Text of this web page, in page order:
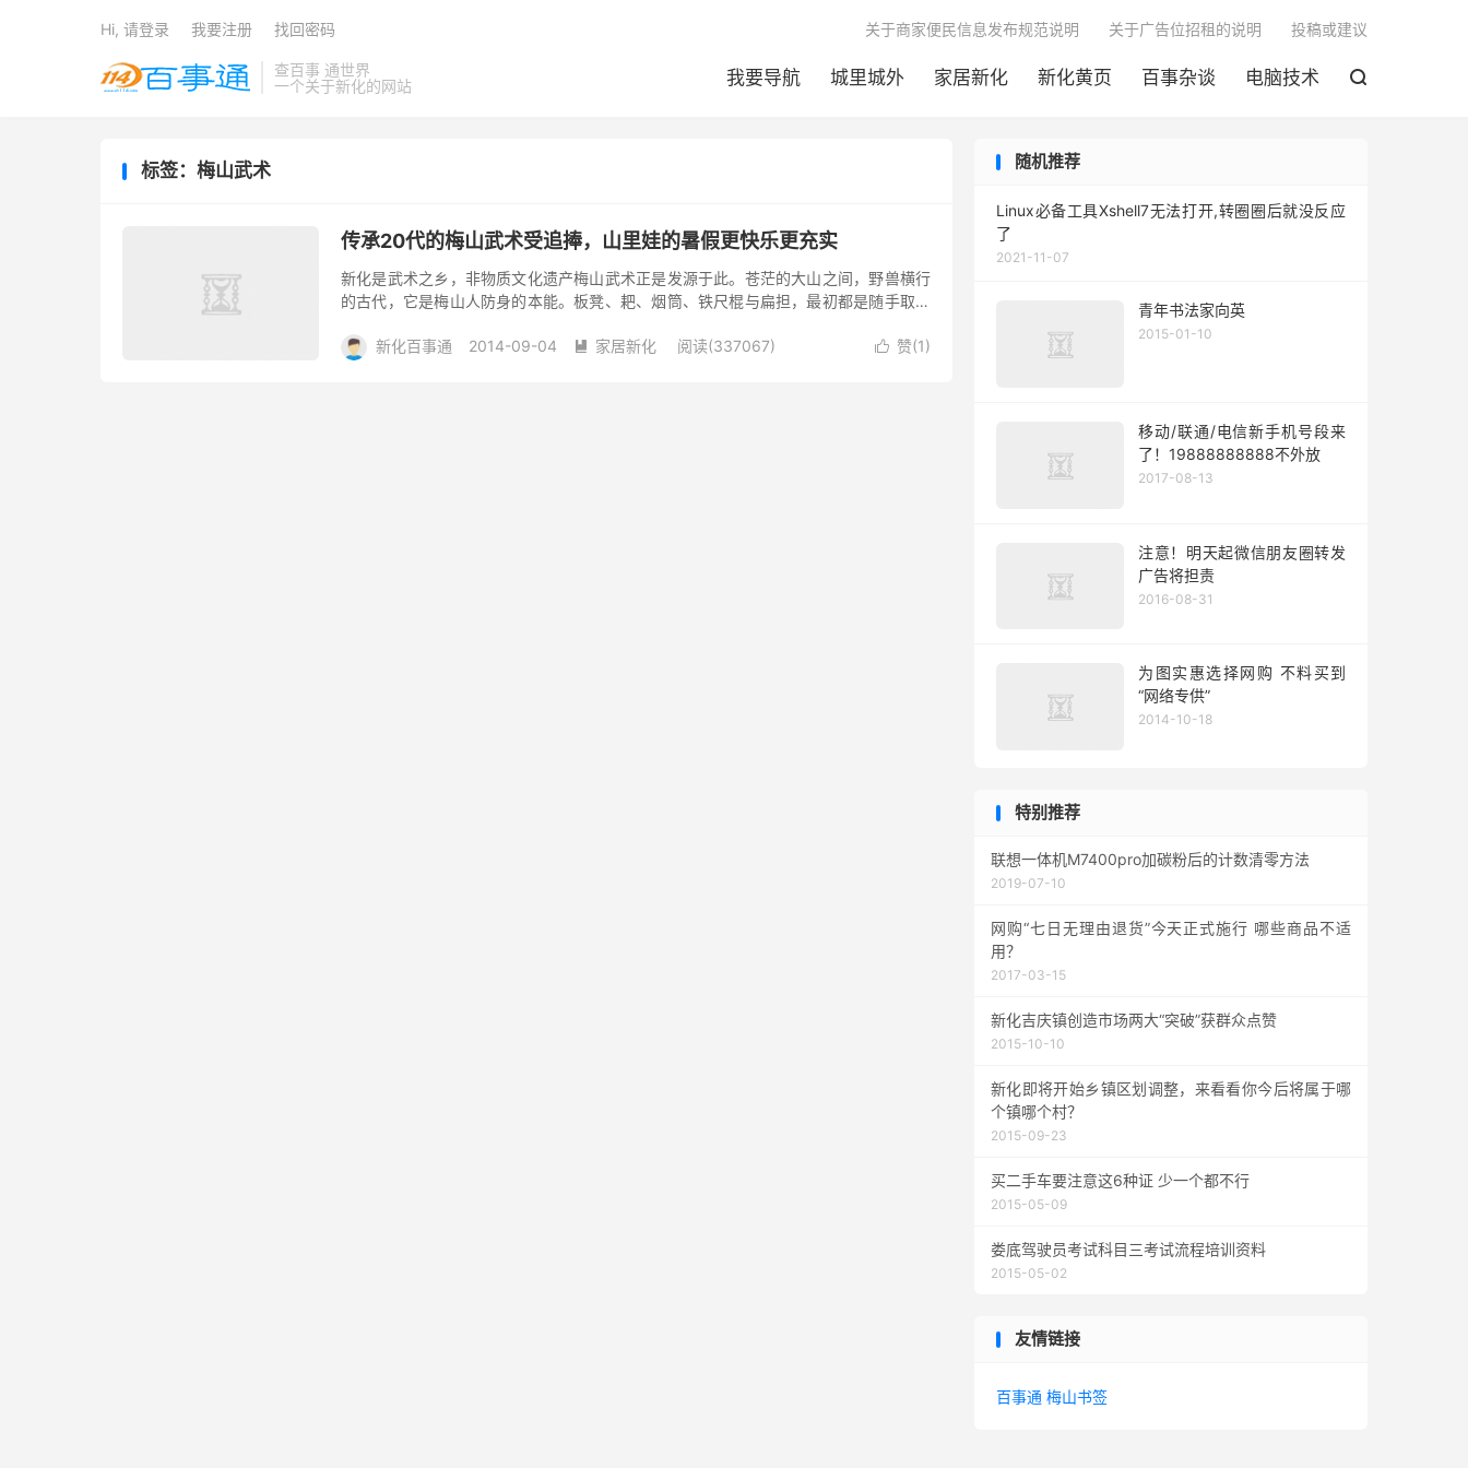
查百事 通世界
一个关于新化的网站
我要导航 城里城外 家居新化 新化黄页 百事杂谈 电脑技术 
关于商家便民信息发布规范说明 关于广告位招租的说明 投稿或建议
Hi, 请登录 我要注册 找回密码
标签：梅山武术
传承20代的梅山武术受追捧，山里娃的暑假更快乐更充实
新化是武术之乡，非物质文化遗产梅山武术正是发源于此。苍茫的大山之间，野兽横行
的古代，它是梅山人防身的本能。板凳、耙、烟筒、铁尺棍与扁担，最初都是随手取而
练武人必学的梅山虎拳，以及攻击为主的猴拳。
 赞(1)
新化百事通 2014-09-04  家居新化 阅读(337067)
随机推荐
Linux必备工具Xshell7无法打开,转圈圈后就没反应
了
2021-11-07
青年书法家向英
2015-01-10
移动/联通/电信新手机号段来
了！19888888888不外放
2017-08-13
注意！明天起微信朋友圈转发
广告将担责
2016-08-31
为图实惠选择网购 不料买到
“网络专供”
2014-10-18
特别推荐
联想一体机M7400pro加碳粉后的计数清零方法
2019-07-10
网购“七日无理由退货”今天正式施行 哪些商品不适
用？
2017-03-15
新化吉庆镇创造市场两大“突破”获群众点赞
2015-10-10
新化即将开始乡镇区划调整，来看看你今后将属于哪
个镇哪个村？
2015-09-23
买二手车要注意这6种证 少一个都不行
2015-05-09
娄底驾驶员考试科目三考试流程培训资料
2015-05-02
友情链接
百事通 梅山书签